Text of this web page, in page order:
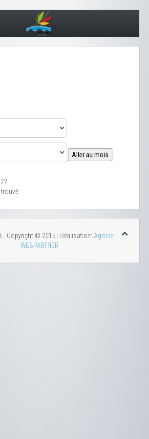
Aller au mois
trouvé
- Copyright © 2015 | Réalisation: Agence
WEBPARTNER